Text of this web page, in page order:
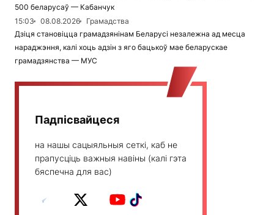
500 беларусаў — Кабанчук
15:03
08.08.2026
Грамадства
Дзіця становіцца грамадзянінам Беларусі незалежна ад месца
нараджэння, калі хоць адзін з яго бацькоў мае беларускае
грамадзянства — МУС
Падпісвайцеся
на нашы сацыяльныя сеткі, каб не
прапусціць важныя навіны (калі гэта
бяспечна для вас)